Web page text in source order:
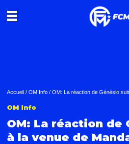
Accueil / OM Info / OM: La réaction de Génésio
OM Info
OM: La réaction de
à la venue de